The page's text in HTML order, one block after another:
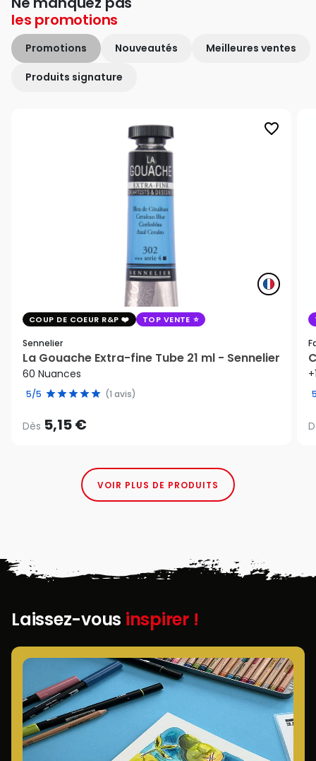
les promotions
Promotions Nouveautés Meilleures ventes
Produits signature
favorite_border
COUP DE COEUR R&P TOP VENTE
Sennelier
La Gouache Extra-fine Tube 21 ml - Sennelier
60 Nuances
5/5 (1 avis)
Dès 5,15 €
VOIR PLUS DE PRODUITS
Laissez-vous inspirer !